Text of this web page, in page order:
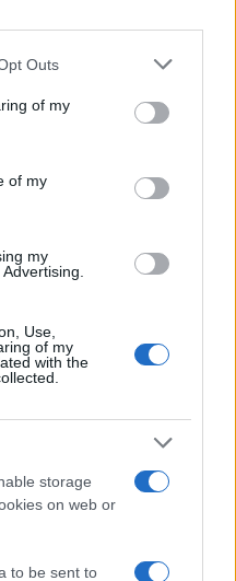
Outs
of my
of my
my
Use,
of my
with the
storage
on web or
to be sent to
ecco cosa